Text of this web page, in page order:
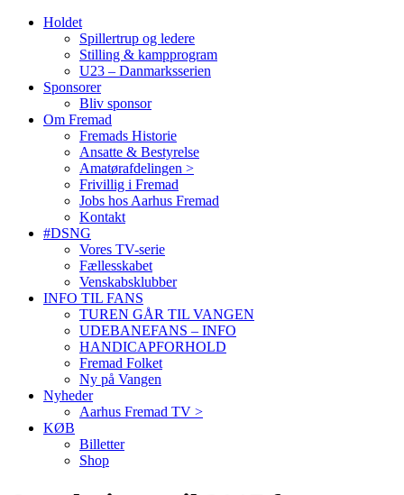
Holdet
Spillertrup og ledere
Stilling & kampprogram
U23 – Danmarksserien
Sponsorer
Bliv sponsor
Om Fremad
Fremads Historie
Ansatte & Bestyrelse
Amatørafdelingen >
Frivillig i Fremad
Jobs hos Aarhus Fremad
Kontakt
#DSNG
Vores TV-serie
Fællesskabet
Venskabsklubber
INFO TIL FANS
TUREN GÅR TIL VANGEN
UDEBANEFANS – INFO
HANDICAPFORHOLD
Fremad Folket
Ny på Vangen
Nyheder
Aarhus Fremad TV >
KØB
Billetter
Shop